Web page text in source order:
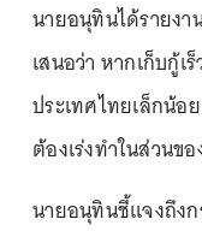
นายอนุทินได้รายงา
เสนอว่า หากเก็บกู้
ประเทศไทยเล็กน้
ต้องเร่งทำในส่วนขอ
นายอนุทินชี้แจงถึง